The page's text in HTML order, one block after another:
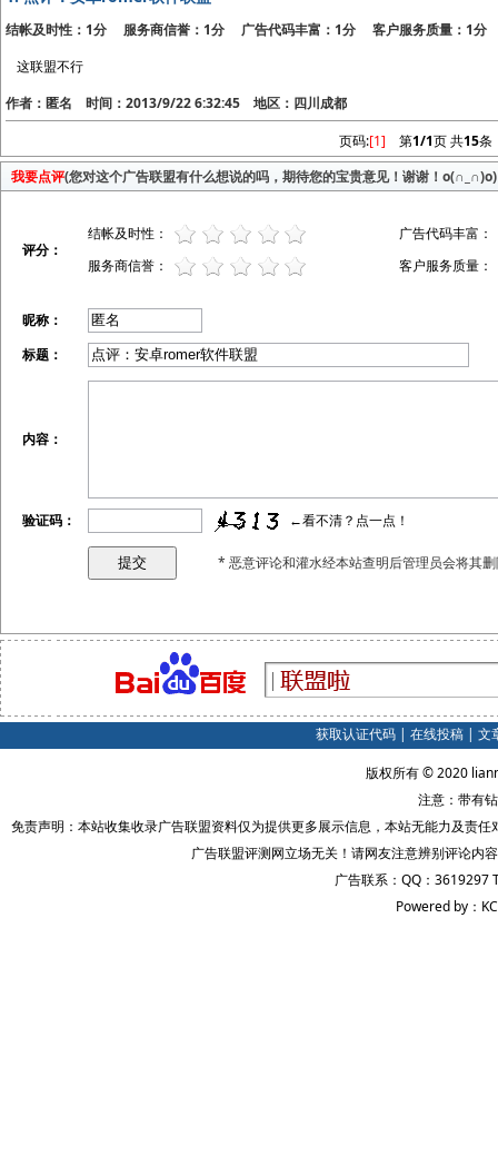
结帐及时性：1分 服务商信誉：1分 广告代码丰富：1分 客户服务质量：1分
这联盟不行
作者：匿名 时间：2013/9/22 6:32:45 地区：四川成都
页码:[1] 第1/1页 共15条
我要点评(您对这个广告联盟有什么想说的吗，期待您的宝贵意见！谢谢！o(∩_∩)o)
评分：
结帐及时性：
广告代码丰富：
服务商信誉：
客户服务质量：
昵称：
标题：
内容：
验证码： ←看不清？点一点！
* 恶意评论和灌水经本站查明后管理员会将其
获取认证代码| 在线投稿| 文
版权所有 © 2020
注意：带有
免责声明：本站收集收录广告联盟资料仅为提供更多展示信息，本站无能力及责
广告联盟评测网立场无关！请网友注意辨别评论内
广告联系：QQ：3619297
Powered by：